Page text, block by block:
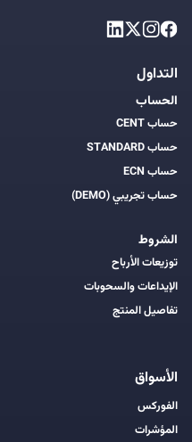
التداول
الحساب
حساب CENT
حساب STANDARD
حساب ECN
حساب تجريبي (DEMO)
الشروط
توزيعات الأرباح
الإيداعات والسحوبات
تفاصيل المنتج
الأسواق
الفوركس
المؤشرات